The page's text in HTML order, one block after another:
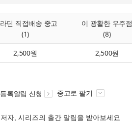
딘 직접배송 중고
(1)
이 광활한 우주점
(8)
2,500원 2,500원
록알림 신청 중고로 팔기
자, 시리즈의 출간 알림을 받아보세요